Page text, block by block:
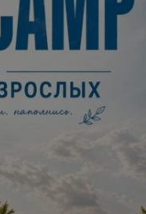
доказать многие
из школьных
и
детей!
«Квантум»
биология, оптика,
лабиринт,
и